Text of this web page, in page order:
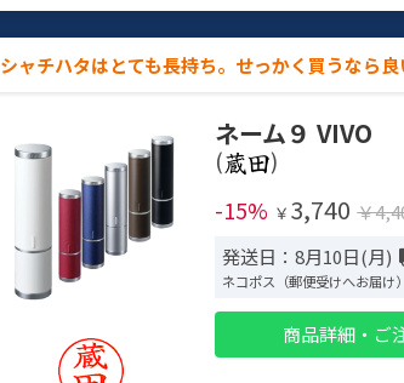
シャチハタはとても長持ち。せっかく買うなら良
ネーム９ VIVO
(
)
-15% ￥ 3,740 ￥
発送日：8月10日(月)
ネコポス（郵便受けへお届け）
商品詳細・ご